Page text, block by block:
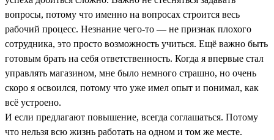
вопросы, потому что именно на вопросах строится весь
рабочий процесс. Незнание чего-то — не признак плохого
сотрудника, это просто возможность учиться. Ещё важно быть
готовым брать на себя ответственность. Когда я впервые стал
управлять магазином, мне было немного страшно, но очень
скоро я освоился, потому что уже имел опыт и понимал, как
всё устроено.
И если предлагают повышение, всегда соглашаться. Потому
что нельзя всю жизнь работать на одном и том же месте.